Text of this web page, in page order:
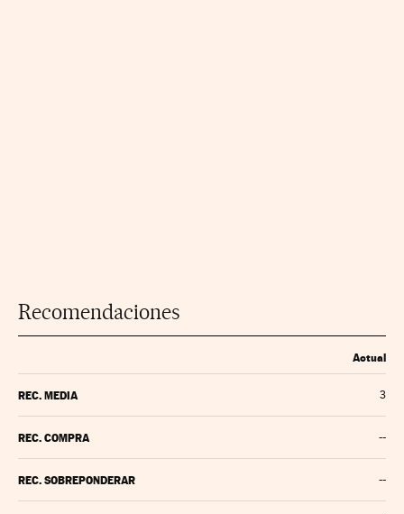
Recomendaciones
Actual
REC. MEDIA 3
REC. COMPRA --
REC. SOBREPONDERAR --